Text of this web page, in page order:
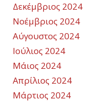
Δεκέμβριος 2024
Νοέμβριος 2024
Αύγουστος 2024
Ιούλιος 2024
Μάιος 2024
Απρίλιος 2024
Μάρτιος 2024